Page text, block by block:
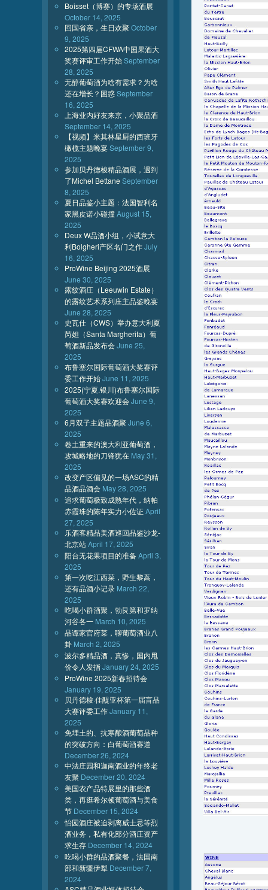
Boisset（博赛）的专场酒展
October 14, 2025
回国省亲，生日欢聚 October
9, 2025
2025第四届CFWA中国果酒大
奖赛评审工作开始September
28, 2025
无醇葡萄酒为啥有需求？为啥
还在增长？困惑September
16, 2025
上海业内好友来京，小聚品酒
September 14, 2025
【视频】米其林星厨的西班牙
橄榄主题晚宴September 9,
2025
参加贝丹德梭精品酒展，遇到
了Michel Bettane September
8, 2025
夏日品鉴小主题：法国智利名
家黑皮诺小碰撞August 15,
2025
Deux W品酒小组，小试意大
利Bolgheri产区名门之作July
16, 2025
ProWine Beijing 2025酒展
June 30, 2025
露纹酒庄（Leeuwin Estate）
的露纹艺术系列庄主品鉴晚宴
June 28, 2025
史瓦仕（CWS）举办意大利夏
芮妲（Santa Margherita）葡
萄酒新品发布会June 25,
2025
布鲁塞尔国际葡萄酒大奖赛评
委工作开始June 11, 2025
2025(宁夏.银川)布鲁塞尔国际
葡萄酒大奖赛欢迎会June 9,
2025
6月双子主题品酒聚 June 6,
2025
卷土重来的澳大利亚葡萄酒，
攻城略地的刀锋犹在 May 31,
2025
改变产区偏见的一场ASC的精
品酒品酒会 May 28, 2025
追求葡萄极致成熟年代，纳帕
赤霞珠的陈年实力小佐证April
27, 2025
乐酒客精品美酒巡回品鉴沙龙-
北京站April 17, 2025
阳台无花果项目的准备April 3,
2025
第一次吃江西菜，野生黎蒿，
还有品酒小记录 March 22,
2025
吃喝小群酒聚，勃艮第和罗纳
河谷各一 March 10, 2025
品谭家官府菜，聊葡萄酒业八
卦 March 2, 2025
波尔多精品酒，真惨，国内甩
价令人发指January 24, 2025
ProWine 2025新春招待会
January 19, 2025
贝丹德梭·佳醍亚杯第一届盲品
大赛评委工作January 11,
2025
免埋土的、抗寒酿酒葡萄品种
的突破方向：白葡萄酒赛道
December 26, 2024
中法庄园和迦南酒业的年终老
友聚 December 20, 2024
美国农产品特展里的那些酒
类，再逛希尔顿葡萄酒与美食
节 December 15, 2024
怡园酒庄被迫剥离威士忌等烈
酒业务，私有化部分酒庄资产
求生存 December 14, 2024
吃喝小群的品酒聚餐，法国南
部和新疆伊犁 December 7,
2024